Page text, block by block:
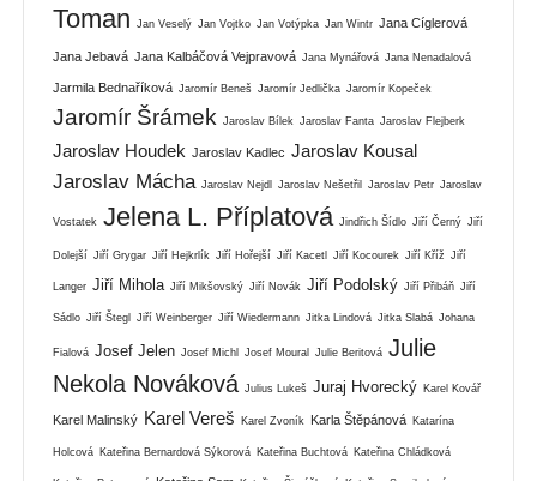
Toman
Jan Veselý Jan Vojtko Jan Votýpka Jan Wintr Jana Cíglerová
Jana Jebavá Jana Kalbáčová Vejpravová Jana Mynářová Jana Nenadalová
Jarmila Bednaříková Jaromír Beneš Jaromír Jedlička Jaromír Kopeček
Jaromír Šrámek Jaroslav Bílek Jaroslav Fanta Jaroslav Flejberk
Jaroslav Houdek Jaroslav Kadlec Jaroslav Kousal
Jaroslav Mácha Jaroslav Nejdl Jaroslav Nešetřil Jaroslav Petr Jaroslav
Vostatek Jelena L. Příplatová Jindřich Šídlo Jiří Černý Jiří
Dolejší Jiří Grygar Jiří Hejkrlík Jiří Hořejší Jiří Kacetl Jiří Kocourek Jiří Kříž Jiří
Langer Jiří Mihola Jiří Mikšovský Jiří Novák Jiří Podolský Jiří Přibáň Jiří
Sádlo Jiří Štegl Jiří Weinberger Jiří Wiedermann Jitka Lindová Jitka Slabá Johana
Fialová Josef Jelen Josef Michl Josef Moural Julie Beritová Julie
Nekola Nováková Julius Lukeš Juraj Hvorecký Karel Kovář
Karel Malinský Karel Vereš Karel Zvoník Karla Štěpánová Katarína
Holcová Kateřina Bernardová Sýkorová Kateřina Buchtová Kateřina Chládková